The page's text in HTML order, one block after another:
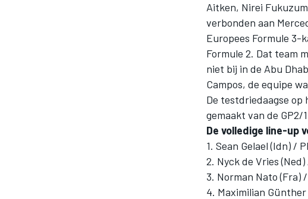
Aitken, Nirei
verbonden aan
Europees Formule 3-
Formule 2. Dat team
niet bij in de Abu
Campos, de equipe
De testdriedaagse
gemaakt van de GP2/
De volledige line-up
1. Sean Gelael (Idn) /
2. Nyck de Vries
3. Norman Nato (Fra)
4. Maximilian